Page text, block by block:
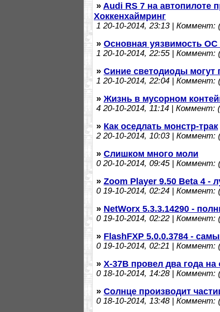
» Audi RS 7 на автопилоте
Хоккенхаймринг
1 20-10-2014, 23:13 | Коммент:
» Основная уязвимость ОС
1 20-10-2014, 22:55 | Коммент:
» Синие светодиоды могут
1 20-10-2014, 22:04 | Коммент:
» Жизнь в мусорном
4 20-10-2014, 11:14 | Коммент:
» Как оседлать монстр-трак
220-10-2014, 10:03 | Коммент:
» Слишком много моли
020-10-2014, 09:45 | Коммент:
» Zoom Player 9.50 Beta 4 -
019-10-2014, 02:24 | Коммент:
» NetWorx 5.3.3.14290 -
019-10-2014, 02:22 | Коммент:
» FlashFXP 5.0.0.3784 -
019-10-2014, 02:21 | Коммент:
» X-37B провел два года
018-10-2014, 14:28 | Коммент:
» Солнце производит
018-10-2014, 13:48 | Коммент: